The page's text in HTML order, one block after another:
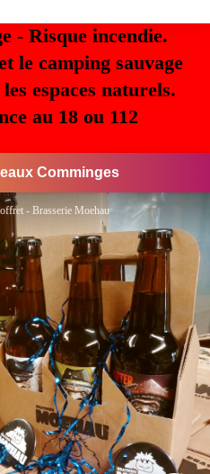
- Risque incendie.
le camping sauvage
espaces naturels.
au 18 ou 112
Comminges
- Brasserie Moehau